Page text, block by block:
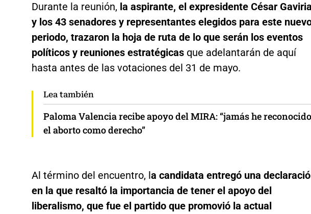
Durante la reunión, la aspirante, el expresidente César
y los 43 senadores y representantes elegidos para este
periodo, trazaron la hoja de ruta de lo que serán los eventos
políticos y reuniones estratégicasque adelantarán de aquí
hasta antes de las votaciones del 31 de mayo.
Lea también
Paloma Valencia recibe apoyo del MIRA: “jamás he reconocido
el aborto como derecho”
Al término del encuentro, la candidata entregó una
en la que resaltó la importancia de tener el apoyo del
liberalismo, que fue el partido que promovió la actual